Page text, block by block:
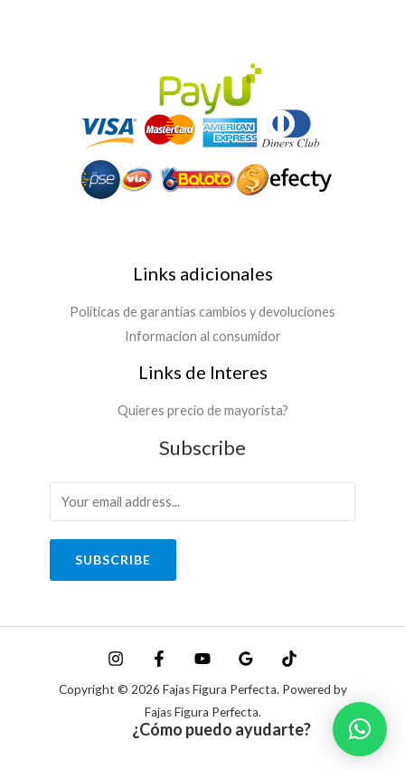
Links adicionales
Políticas de garantías cambios y devoluciones
Informacion al consumidor
Links de Interes
Quieres precio de mayorista?
Subscribe
SUBSCRIBE
Copyright © 2026 Fajas Figura Perfecta. Powered by
Fajas Figura Perfecta.
¿Cómo puedo ayudarte?